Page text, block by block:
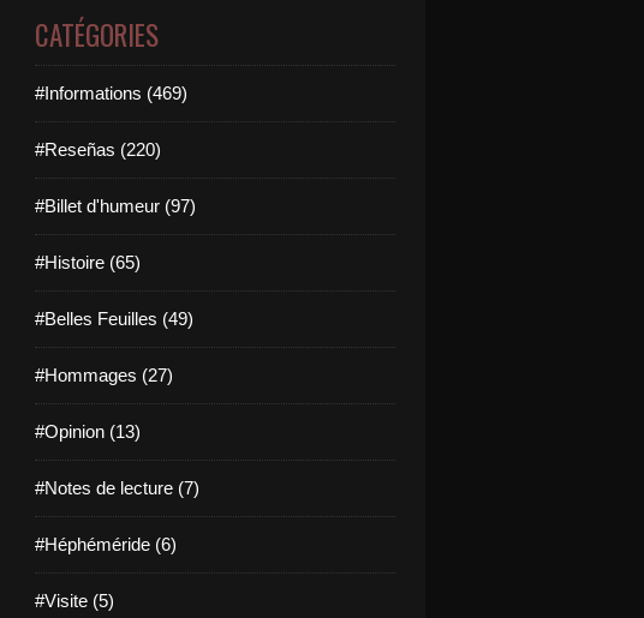
CATÉGORIES
#Informations (469)
#Reseñas (220)
#Billet d'humeur (97)
#Histoire (65)
#Belles Feuilles (49)
#Hommages (27)
#Opinion (13)
#Notes de lecture (7)
#Héphéméride (6)
#Visite (5)